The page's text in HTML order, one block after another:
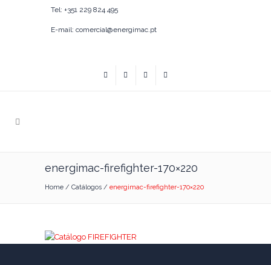
Tel: +351 229 824 495
E-mail: comercial@energimac.pt
energimac-firefighter-170×220
Home / Catálogos / energimac-firefighter-170×220